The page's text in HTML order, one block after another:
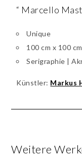
“ Marcello
Unique
100 cm x 100 cm
Serigraphie |
Künstler: Markus
Weitere